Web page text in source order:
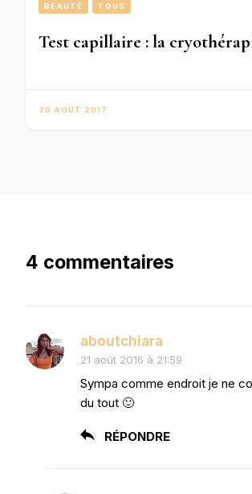
BEAUTÉ TOUS
Test capillaire : la
30 AOÛT 2017
4 commentaires
aboutchiara
21 août 2016 à 21:59
Sympa comme endroit je ne
du tout 🙂
RÉPONDRE